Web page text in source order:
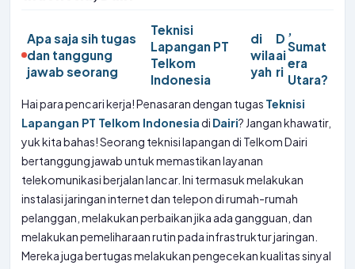
Apa saja sih tugas
dan tanggung
jawab seorang
Teknisi
Lapangan PT
Telkom
Indonesia
di
wila
yah
D
ai
ri
,
Sumat
era
Utara?
Hai para pencari kerja! Penasaran dengan tugas Teknisi
Lapangan PT Telkom Indonesiadi Dairi? Jangan khawatir,
yuk kita bahas! Seorang teknisi lapangan di Telkom Dairi
bertanggung jawab untuk memastikan layanan
telekomunikasi berjalan lancar. Ini termasuk melakukan
instalasi jaringan internet dan telepon di rumah-rumah
pelanggan, melakukan perbaikan jika ada gangguan, dan
melakukan pemeliharaan rutin pada infrastruktur jaringan.
Mereka juga bertugas melakukan pengecekan kualitas sinyal